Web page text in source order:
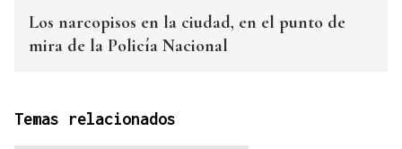
Los narcopisos en la ciudad, en el punto de
mira de la Policía Nacional
Temas relacionados